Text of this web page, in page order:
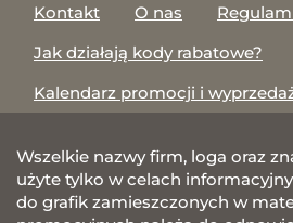
Kontakt
O nas
Jak działają kody rabatowe?
Kalendarz promocji i
Wszelkie nazwy firm, loga oraz
użyte tylko w celach
do grafik zamieszczonych w